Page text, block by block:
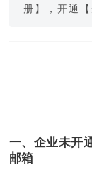
册】，开通【
一、企业未开
邮箱